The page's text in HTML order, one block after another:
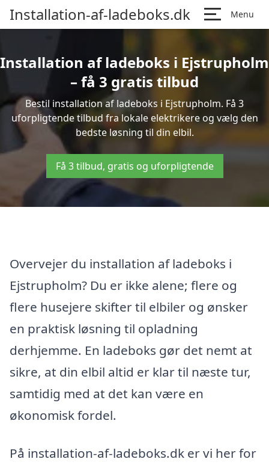
Installation-af-ladeboks.dk Menu
Installation af ladeboks i Ejstrupholm
– få 3 gratis tilbud
Bestil installation af ladeboks i Ejstrupholm. Få 3
uforpligtende tilbud fra lokale elektrikere og vælg den
bedste løsning til din elbil.
Få 3 tilbud, gratis og uforpligtende
Overvejer du installation af ladeboks i
Ejstrupholm? Du er ikke alene; flere og
flere husejere skifter til elbiler og ønsker
en praktisk løsning til opladning
derhjemme. En ladeboks gør det nemt at
sikre, at din elbil altid er klar til næste tur,
samtidig med at det kan være en
økonomisk fordel.
På installation-af-ladeboks.dk er vi her for